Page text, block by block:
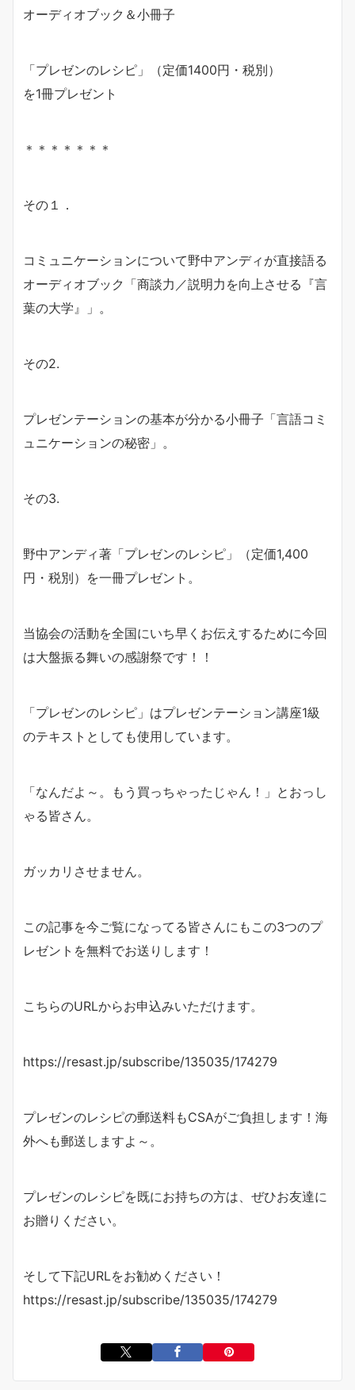
オーディオブック＆小冊子
「プレゼンのレシピ」（定価1400円・税別）
を1冊プレゼント
＊＊＊＊＊＊＊
その１．
コミュニケーションについて野中アンディが直接語る
オーディオブック「商談力／説明力を向上させる『言
葉の大学』」。
その2.
プレゼンテーションの基本が分かる小冊子「言語コミ
ュニケーションの秘密」。
その3.
野中アンディ著「プレゼンのレシピ」（定価1,400
円・税別）を一冊プレゼント。
当協会の活動を全国にいち早くお伝えするために今回
は大盤振る舞いの感謝祭です！！
「プレゼンのレシピ」はプレゼンテーション講座1級
のテキストとしても使用しています。
「なんだよ～。もう買っちゃったじゃん！」とおっし
ゃる皆さん。
ガッカリさせません。
この記事を今ご覧になってる皆さんにもこの3つのプ
レゼントを無料でお送りします！
こちらのURLからお申込みいただけます。
https://resast.jp/subscribe/135035/174279
プレゼンのレシピの郵送料もCSAがご負担します！海
外へも郵送しますよ～。
プレゼンのレシピを既にお持ちの方は、ぜひお友達に
お贈りください。
そして下記URLをお勧めください！
https://resast.jp/subscribe/135035/174279